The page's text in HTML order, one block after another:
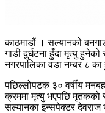
काठमाडौं । सल्यानको
गाडी दुर्घटना हुँदा मृत्यु
नगरपालिका वडा नम्बर ८ का
पछिल्लोपटक ३० वर्षीय
क्रममा मृत्यु भएपछि मृतकको
सल्यानका इन्सपेक्टर देवराज